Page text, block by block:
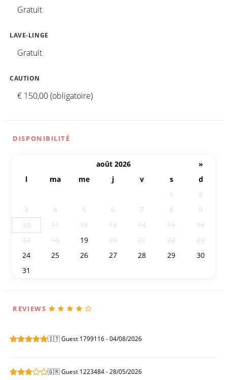
Gratuit
LAVE-LINGE
Gratuit
CAUTION
€ 150,00 (obligatoire)
DISPONIBILITÉ
août 2026
»
l
ma me j v s
d
1
2
3
4 5 6 7 8
9
10
11 12 13 14 15
16
17
18 19 20 21 22
23
24
25 26 27 28 29
30
31
REVIEWS
🇮🇹 Guest 1799116 - 04/08/2026
🇬🇷 Guest 1223484 - 28/05/2026